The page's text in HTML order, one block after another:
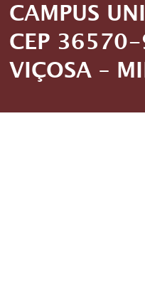
CAMPUS
CEP
VIÇOSA –